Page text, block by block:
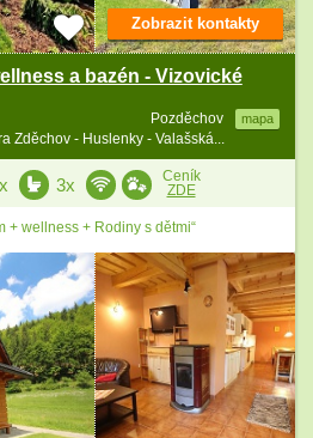
a bazén - Vizovické
Pozděchov mapa
Zděchov - Huslenky - Valašská...
Zobrazit kontakty
3x
Ceník
ZDE
+ wellness + Rodiny s dětmi“